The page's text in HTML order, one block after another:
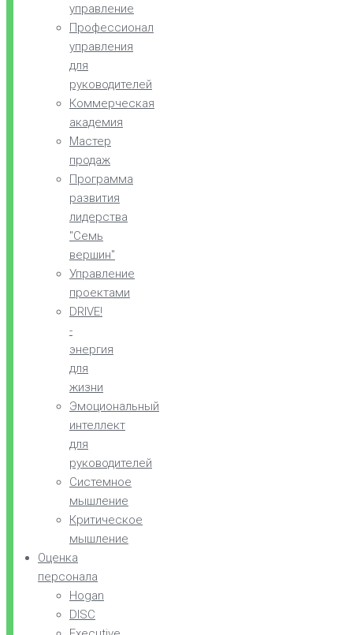
управление
Профессионал
управления
для
руководителей
Коммерческая
академия
Мастер
продаж
Программа
развития
лидерства
"Семь
вершин"
Управление
проектами
DRIVE!
-
энергия
для
жизни
Эмоциональный
интеллект
для
руководителей
Системное
мышление
Критическое
мышление
Оценка
персонала
Hogan
DISC